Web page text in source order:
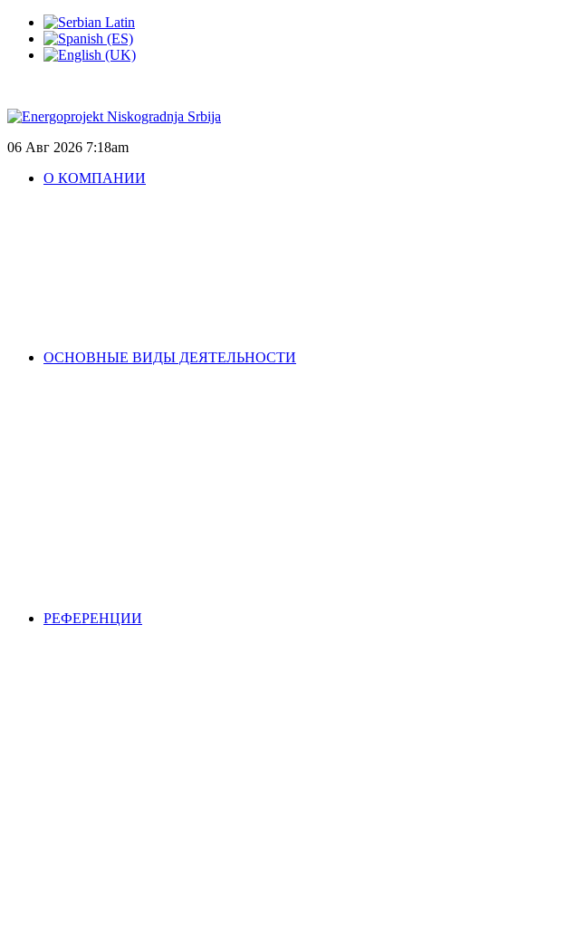
06 Авг 2026 7:18am
О КОМПАНИИ
ОСНОВНЫЕ ВИДЫ ДЕЯТЕЛЬНОСТИ
РЕФЕРЕНЦИИ